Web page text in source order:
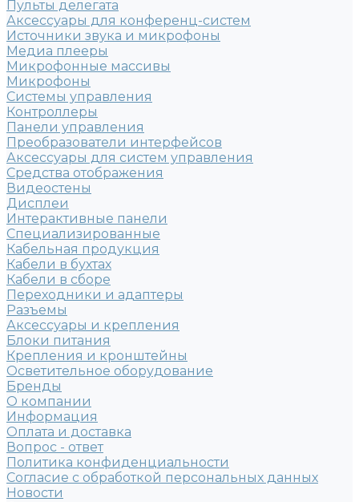
Пульты делегата
Аксессуары для конференц-систем
Источники звука и микрофоны
Медиа плееры
Микрофонные массивы
Микрофоны
Системы управления
Контроллеры
Панели управления
Преобразователи интерфейсов
Аксессуары для систем управления
Средства отображения
Видеостены
Дисплеи
Интерактивные панели
Специализированные
Кабельная продукция
Кабели в бухтах
Кабели в сборе
Переходники и адаптеры
Разъемы
Аксессуары и крепления
Блоки питания
Крепления и кронштейны
Осветительное оборудование
Бренды
О компании
Информация
Оплата и доставка
Вопрос - ответ
Политика конфиденциальности
Согласие с обработкой персональных данных
Новости